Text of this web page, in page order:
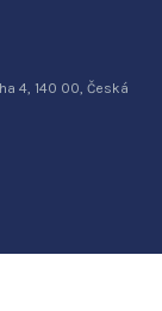
4, 140 00, Česká